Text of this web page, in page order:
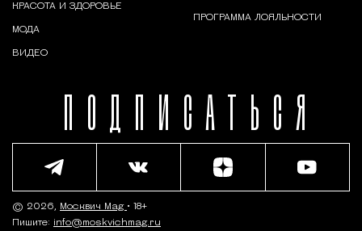
ПОДПИСАТЬСЯ
КРАСОТА И ЗДОРОВЬЕ
МОДА
ВИДЕО
ПРОГРАММА ЛОЯЛЬНОСТИ
© 2026, Москвич Mag • 18+
Пишите: info@moskvichmag.ru